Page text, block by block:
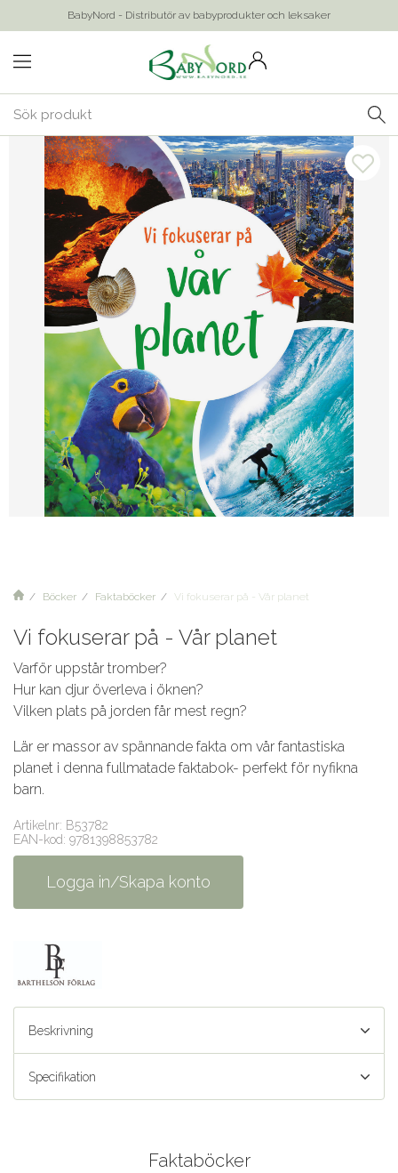
BabyNord - Distributör av babyprodukter och leksaker
Böcker Faktaböcker Vi fokuserar på - Vår planet
Vi fokuserar på - Vår planet
Varför uppstår tromber?
Hur kan djur överleva i öknen?
Vilken plats på jorden får mest regn?
Lär er massor av spännande fakta om vår fantastiska
planet i denna fullmatade faktabok- perfekt för nyfikna
barn.
Artikelnr: B53782
EAN-kod: 9781398853782
Logga in/Skapa konto
Beskrivning
Specifikation
Faktaböcker